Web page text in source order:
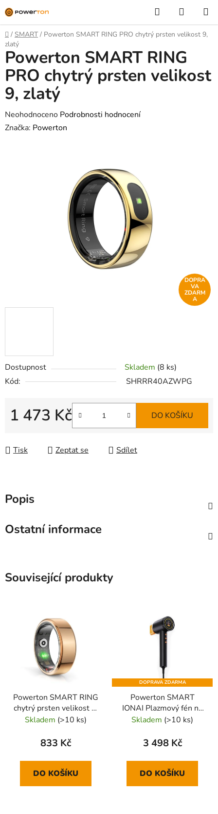
na
obsah
Hledat
KOŠÍK
Domů
/ SMART / Powerton SMART RING PRO chytrý prsten velikost 9,
zlatý
Dostupnost Skladem (8 ks)
Kód:
SHRRR40AZWPG
1 473 Kč DO KOŠÍKU
Tisk Zeptat se Sdílet
Powerton SMART RING
PRO chytrý prsten velikost
9, zlatý
Průměrné
hodnocení
Neohodnoceno Podrobnosti hodnocení
Značka: Powerton
DOPRA
VA
ZDARM
A
Popis
Ostatní informace
Související produkty
Powerton SMART RING
chytrý prsten velikost 9,
zlatý
Skladem (>10 ks)
833 Kč
DO KOŠÍKU
DOPRAVA ZDARMA
Powerton SMART
IONAI Plazmový fén na
vlasy s ionizací a AI,
Skladem (>10 ks)
3 498 Kč
DO KOŠÍKU